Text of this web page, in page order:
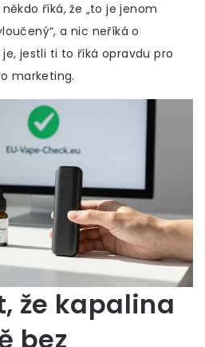
říká, že „to je jenom
a nic neříká o
jestli ti to říká opravdu pro
marketing.
že kapalina
bez